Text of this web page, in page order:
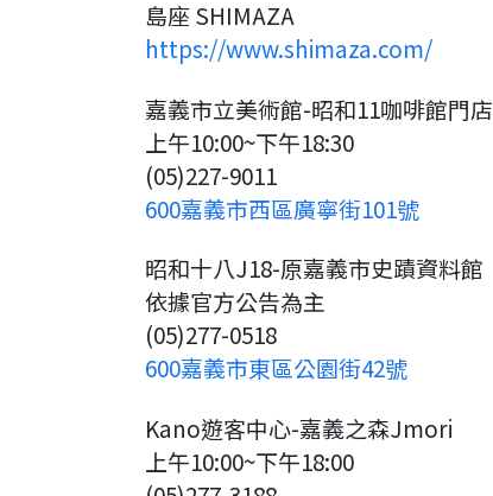
島座 SHIMAZA
https://www.shimaza.com/
嘉義市立美術館-昭和11咖啡館門店
上午10:00~下午18:30
(05)227-9011
600嘉義市西區廣寧街101號
昭和十八J18-原嘉義市史蹟資料館
依據官方公告為主
(05)277-0518
600嘉義市東區公園街42號
Kano遊客中心-嘉義之森Jmori
上午10:00~下午18:00
請新產品嗎？
申請秘笈嗎？